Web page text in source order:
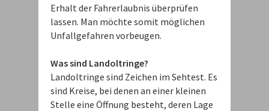
Erhalt der Fahrerlaubnis überprüfen
lassen. Man möchte somit möglichen
Unfallgefahren vorbeugen.
Was sind Landoltringe?
Landoltringe sind Zeichen im Sehtest. Es
sind Kreise, bei denen an einer kleinen
Stelle eine Öffnung besteht, deren Lage